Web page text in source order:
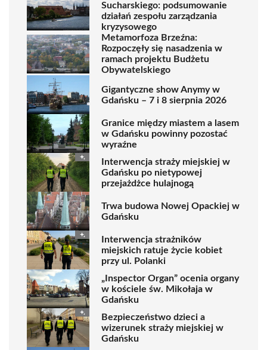
Sucharskiego: podsumowanie
działań zespołu zarządzania
kryzysowego
Metamorfoza Brzeźna:
Rozpoczęły się nasadzenia w
ramach projektu Budżetu
Obywatelskiego
Gigantyczne show Anymy w
Gdańsku – 7 i 8 sierpnia 2026
Granice między miastem a lasem
w Gdańsku powinny pozostać
wyraźne
Interwencja straży miejskiej w
Gdańsku po nietypowej
przejażdżce hulajnogą
Trwa budowa Nowej Opackiej w
Gdańsku
Interwencja strażników
miejskich ratuje życie kobiet
przy ul. Polanki
„Inspector Organ” ocenia organy
w kościele św. Mikołaja w
Gdańsku
Bezpieczeństwo dzieci a
wizerunek straży miejskiej w
Gdańsku